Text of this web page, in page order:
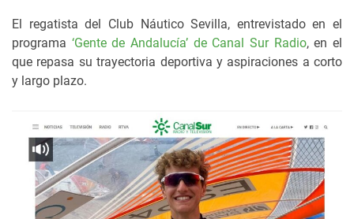
El regatista del Club Náutico Sevilla, entrevistado en el
programa ‘Gente de Andalucía’ de Canal Sur Radio, en el
que repasa su trayectoria deportiva y aspiraciones a corto
y largo plazo.